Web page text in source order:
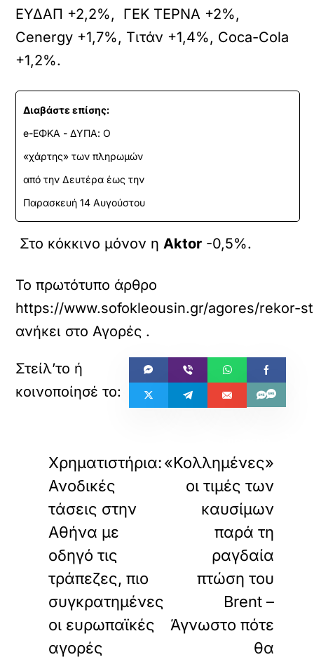
ΕΥΔΑΠ +2,2%, ΓΕΚ ΤΕΡΝΑ +2%,
Cenergy +1,7%, Τιτάν +1,4%, Coca-Cola
+1,2%.
Διαβάστε επίσης:
e-ΕΦΚΑ - ΔΥΠΑ: Ο
«χάρτης» των πληρωμών
από την Δευτέρα έως την
Παρασκευή 14 Αυγούστου
Στο κόκκινο μόνον η Aktor -0,5%.
Το πρωτότυπο άρθρο
https://www.sofokleousin.gr/agores/rekor-
ανήκει στο Αγορές .
Χρηματιστήρια:
Ανοδικές
τάσεις στην
Αθήνα με
οδηγό τις
τράπεζες, πιο
συγκρατημένες
οι ευρωπαϊκές
αγορές
«Κολλημένες»
οι τιμές των
καυσίμων
παρά τη
ραγδαία
πτώση του
Brent –
Άγνωστο πότε
θα